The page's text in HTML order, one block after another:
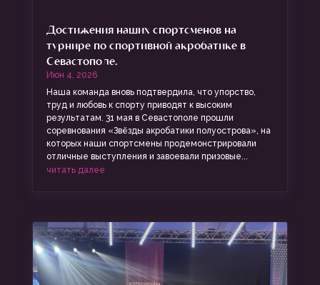
Достижения наших спортсменов на
турнире по спортивной акробатике в
Севастополе.
Июн 4, 2026
Наша команда вновь подтвердила, что упорство,
труд и любовь к спорту приводят к высоким
результатам. 31 мая в Севастополе прошли
соревнования «Звёзды акробатики полуострова», на
которых наши спортсмены продемонстрировали
отличные выступления и завоевали призовые...
читать далее